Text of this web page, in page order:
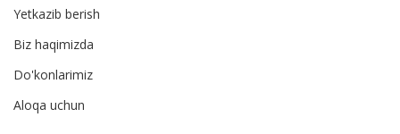
Yetkazib berish
Biz haqimizda
Do'konlarimiz
Aloqa uchun